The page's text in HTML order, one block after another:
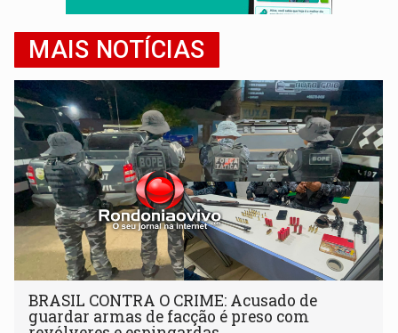
MAIS NOTÍCIAS
BRASIL CONTRA O CRIME: Acusado de
guardar armas de facção é preso com